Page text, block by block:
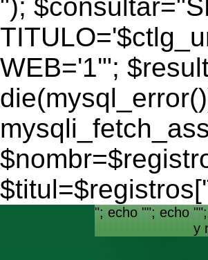
");
WEB='1'";
"; echo ""; echo
y